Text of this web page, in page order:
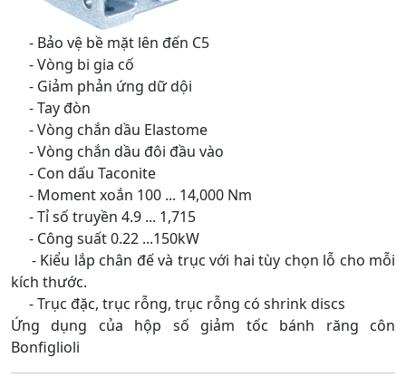
- Bảo vệ bề mặt lên đến C5
- Vòng bi gia cố
- Giảm phản ứng dữ dội
- Tay đòn
- Vòng chắn dầu Elastome
- Vòng chắn dầu đôi đầu vào
- Con dấu Taconite
- Moment xoắn 100 ... 14,000 Nm
- Tỉ số truyền 4.9 ... 1,715
- Công suất 0.22 ...150kW
- Kiểu lắp chân đế và trục với hai tùy chọn lỗ cho mỗi
kích thước.
- Trục đặc, trục rỗng, trục rỗng có shrink discs
Ứng dụng của hộp số giảm tốc bánh răng côn
Bonfiglioli